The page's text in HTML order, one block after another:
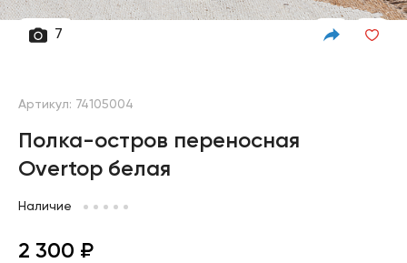
7
Артикул: 74105004
Полка-остров переносная
Overtop белая
Наличие
2 300 ₽